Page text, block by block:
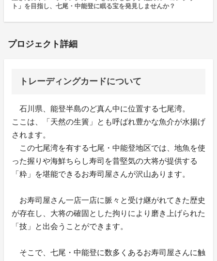
ト」を目指し、七尾・中能登に眠る宝を発見しませんか？
プロジェクト詳細
トレーディングカードについて
石川県、能登半島のど真ん中に位置する七尾湾。
ここは、「天然の生簀」とも呼ばれ豊かな魚介が水揚げ
されます。
この七尾湾を有する七尾・中能登地区では、地魚を使
った握りや海鮮ちらし寿司を昔堅気の大将が提供する
「粋」を堪能できるお寿司屋さんが沢山あります。
お寿司屋さん一店一店に脈々と受け継がれてきた歴史
が存在し、大将の確固とした拘りにより磨き上げられた
「技」と出会うことができます。
そこで、七尾・中能登に数多くあるお寿司屋さんに触